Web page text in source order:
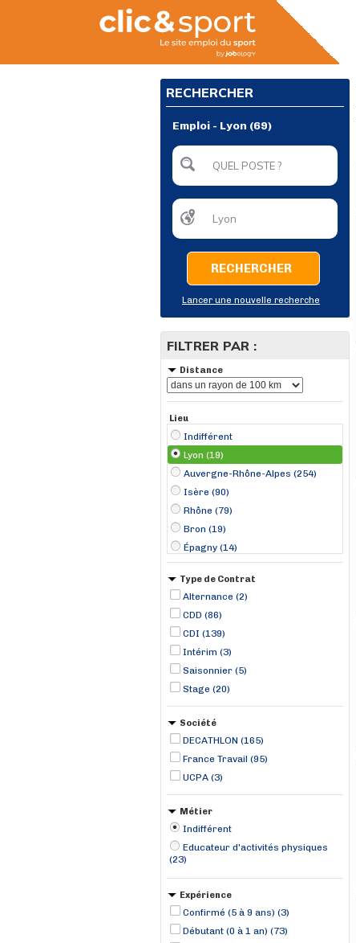
RECHERCHER
Emploi - Lyon (69)
RECHERCHER
Lancer une nouvelle recherche
FILTRER PAR :
Distance
Lieu
Indifférent
Lyon (19)
Auvergne-Rhône-Alpes (254)
Isère (90)
Rhône (79)
Bron (19)
Épagny (14)
Bourgoin-Jallieu (13)
La Tronche (12)
Salaise-sur-Sanne (12)
Beynost (11)
Villars (10)
Villefranche-sur-Saône (10)
Bourgogne-Franche-Comté (9)
Valence (9)
Type de Contrat
Alternance (2)
CDD (86)
CDI (139)
Intérim (3)
Saisonnier (5)
Stage (20)
Société
DECATHLON (165)
France Travail (95)
UCPA (3)
Métier
Indifférent
Educateur d'activités physiques
(23)
Expérience
Confirmé (5 à 9 ans) (3)
Débutant (0 à 1 an) (73)